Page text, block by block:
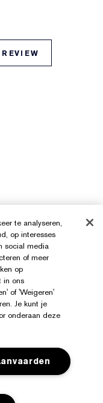
te analyseren,
op interesses
social media
of meer
op
in ons
of 'Weigeren'
Je kunt je
onderaan deze